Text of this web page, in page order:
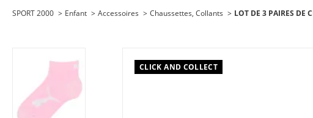
SPORT 2000 Enfant Accessoires Chaussettes, Collants LOT DE 3 PAIRES DE
CLICK AND COLLECT